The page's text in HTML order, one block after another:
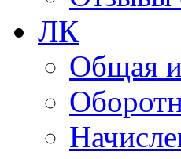
ЛК
Общая